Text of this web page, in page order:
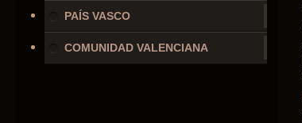
PAÍS VASCO
COMUNIDAD VALENCIANA